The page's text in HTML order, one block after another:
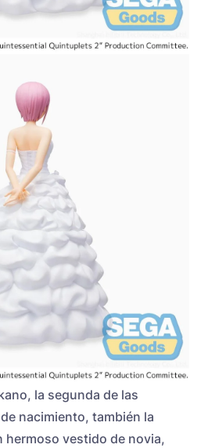
la segunda de las
nacimiento, también la
hermoso vestido de novia,